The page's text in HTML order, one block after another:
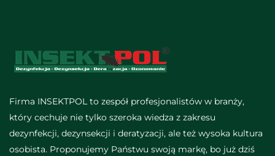
Firma INSEKTPOL to zespół profesjonalistów w branży,
który cechuje nie tylko szeroka wiedza z zakresu
dezynfekcji, dezynsekcji i deratyzacji, ale też wysoka kultura
osobista. Proponujemy Państwu swoją markę, bo już dziś